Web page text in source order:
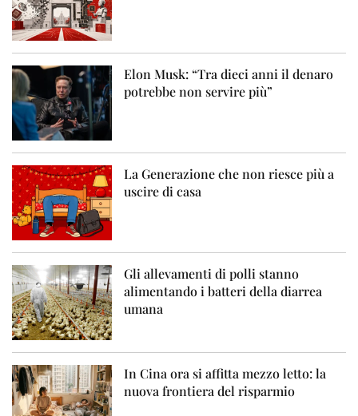
Elon Musk: “Tra dieci anni il denaro
potrebbe non servire più”
La Generazione che non riesce più a
uscire di casa
Gli allevamenti di polli stanno
alimentando i batteri della diarrea
umana
In Cina ora si affitta mezzo letto: la
nuova frontiera del risparmio